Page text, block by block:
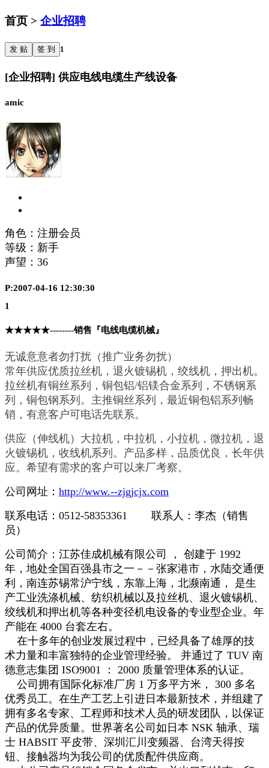
首页 > 企业招聘
发 贴 签 到 1
[企业招聘] 供应电线电缆生产线设备
amic
角色：注册会员
等级：新手
声望： 36
P:2007-04-16 12:30:30
1
★★★★★--------销售『电线电缆机械』
无诚意意者勿打扰（推广业务勿扰）
常年供应优质拉丝机，退火镀锡机，绞线机，押出机。
拉丝机有铜丝系列，铜包铝/铝镁合金系列，不锈钢系
列，铜包钢系列。主推铜丝系列，最近铜包铝系列畅
销，有意客户可电话先联系。
供应（伸线机）大拉机，中拉机，小拉机，微拉机，退
火镀锡机，收线机系列。产品多样，品质优良，长年供
应。希望有需求的客户可以来厂考察。
公司网址： http://www.--zjgjcjx.com
联系电话：0512-58353361 联系人：李杰（销售
员）
公司简介：江苏佳成机械有限公司 ， 创建于 1992
年，地处全国百强县市之一－－张家港市，水陆交通便
利，南连苏锡常沪宁线，东靠上海，北濒南通， 是生
产工业洗涤机械、纺织机械以及拉丝机、退火镀锡机、
绞线机和押出机等各种变径机电设备的专业型企业。年
产能在 4000 台套左右。
在十多年的创业发展过程中，已经具备了雄厚的技
术力量和丰富独特的企业管理经验。 并通过了 TUV 南
德意志集团 ISO9001 ： 2000 质量管理体系的认证。
公司拥有国际化标准厂房 1 万多平方米， 300 多名
优秀员工。在生产工艺上引进日本最新技术，并组建了
拥有多名专家、工程师和技术人员的研发团队，以保证
产品的优异质量。世界著名公司如日本 NSK 轴承、瑞
士 HABSIT 平皮带、深圳汇川变频器、台湾天得按
钮、接触器均为我公司的优质配件供应商。